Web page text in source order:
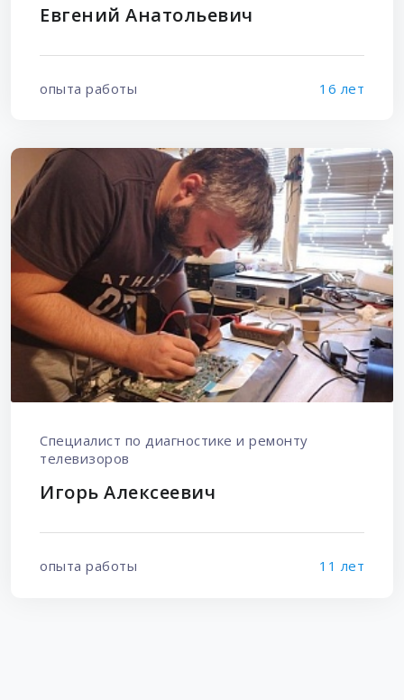
Евгений Анатольевич
опыта работы 16 лет
Специалист по диагностике и ремонту
телевизоров
Игорь Алексеевич
опыта работы 11 лет